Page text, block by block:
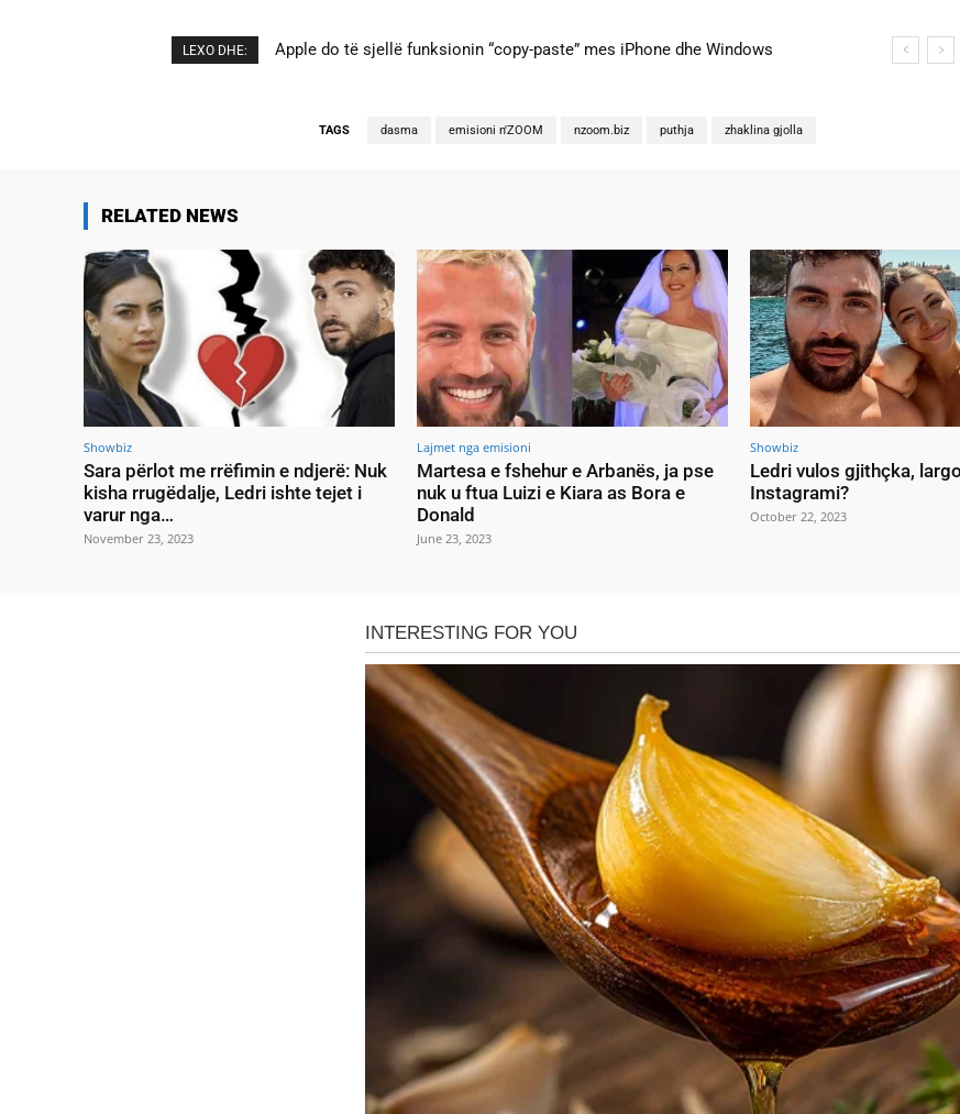
LEXO DHE: Apple do të sjellë funksionin “copy-paste” mes iPhone dhe Windows
Cristiano Ronaldo dhe Georgina martohen këtë të shtunë, zbulohen detajet
TAGS dasma emisioni n'ZOOM nzoom.biz puthja zhaklina gjolla
RELATED NEWS
Showbiz
Sara përlot me rrëfimin e ndjerë: Nuk
kisha rrugëdalje, Ledri ishte tejet i
varur nga…
November 23, 2023
Lajmet nga emisioni
Martesa e fshehur e Arbanës, ja pse
nuk u ftua Luizi e Kiara as Bora e
Donald
June 23, 2023
Showbiz
Ledri vulos gjithçka,
Instagrami?
October 22, 2023